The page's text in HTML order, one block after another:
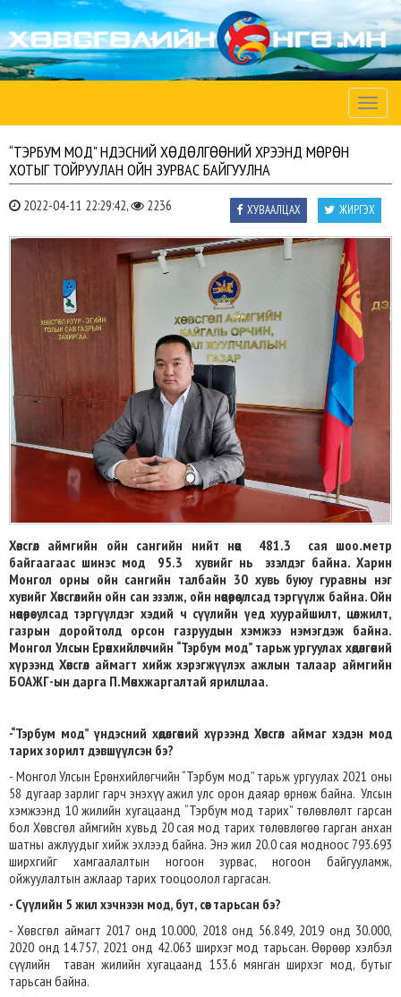
Toggle
“ТЭРБУМ МОД" ҮНДЭСНИЙ ХӨДӨЛГӨӨНИЙ ХҮРЭЭНД МӨРӨН
ХОТЫГ ТОЙРУУЛАН ОЙН ЗУРВАС БАЙГУУЛНА
2022-04-11 22:29:42, 2236 ЖИРГЭХ
ХУВААЛЦАХ
Хөвсгөл аймгийн ойн сангийн нийт нөөц 481.3 сая шоо.метр
байгаагаас шинэс мод 95.3 хувийг нь эзэлдэг байна. Харин
Монгол орны ойн сангийн талбайн 30 хувь буюу гуравны нэг
хувийг Хөвсгөлийн ойн сан эзэлж, ойн нөөцөөрөө улсад тэргүүлж байна. Ойн
нөөцөөрөө улсад тэргүүлдэг хэдий ч сүүлийн үед хуурайшилт, цөлжилт,
газрын доройтолд орсон газруудын хэмжээ нэмэгдэж байна.
Монгол Улсын Ерөнхийлөгчийн “Тэрбум мод” тарьж ургуулах хөдөлгөөний
хүрээнд Хөвсгөл аймагт хийж хэрэгжүүлэх ажлын талаар аймгийн
БОАЖГ-ын дарга П.Мөнхжаргалтай ярилцлаа.
-“Тэрбум мод” үндэсний хөдөлгөөний хүрээнд Хөвсгөл аймаг хэдэн мод
тарих зорилт дэвшүүлсэн бэ?
- Монгол Улсын Ерөнхийлөгчийн “Тэрбум мод” тарьж ургуулах 2021 оны
58 дугаар зарлиг гарч энэхүү ажил улс орон даяар өрнөж байна. Улсын
хэмжээнд 10 жилийн хугацаанд “Тэрбум мод тарих” төлөвлөлт гарсан
бол Хөвсгөл аймгийн хувьд 20 сая мод тарих төлөвлөгөө гарган анхан
шатны ажлуудыг хийж эхлээд байна. Энэ жил 20.0 сая модноос 793.693
ширхгийг хамгаалалтын ногоон зурвас, ногоон байгууламж,
ойжуулалтын ажлаар тарих тооцоолол гаргасан.
- Сүүлийн 5 жил хэчнээн мод, бут, сөөг тарьсан бэ?
- Хөвсгөл аймагт 2017 онд 10.000, 2018 онд 56.849, 2019 онд 30.000,
2020 онд 14.757, 2021 онд 42.063 ширхэг мод тарьсан. Өөрөөр хэлбэл
сүүлийн таван жилийн хугацаанд 153.6 мянган ширхэг мод, бутыг
тарьсан байна.